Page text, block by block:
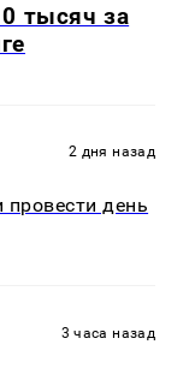
тысяч за
2 дня назад
провести день
3 часа назад